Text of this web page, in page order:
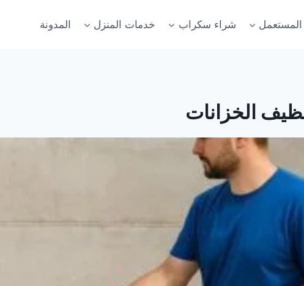
المستعمل شراء سكراب خدمات المنزل المدونة
الخزانات